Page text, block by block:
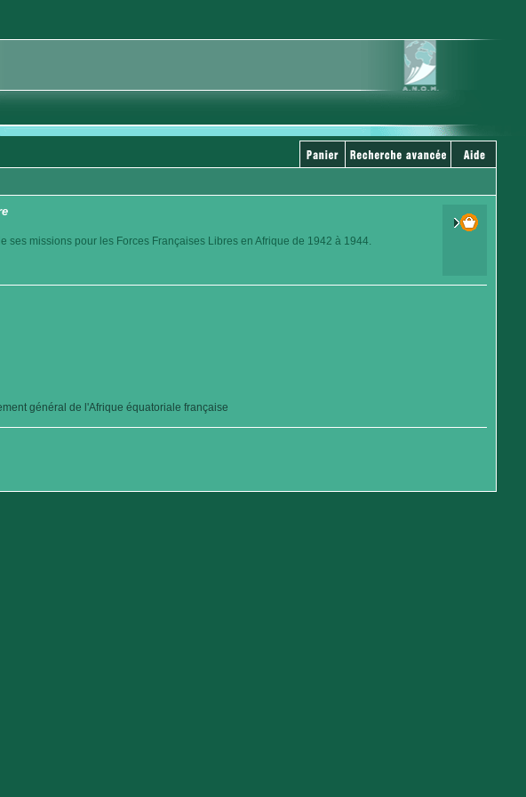
missions pour les Forces Françaises Libres en Afrique de 1942 à 1944.
général de l'Afrique équatoriale française